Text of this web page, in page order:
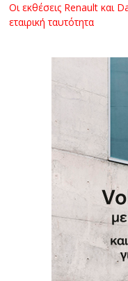
Οι εκθέσεις Renault και
εταιρική ταυτότητα